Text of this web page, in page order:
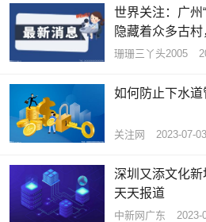
世界关注：广州
隐藏着众多古
略
珊珊三丫头2005
如何防止下水道
关注网 2023-07-03
深圳又添文化新
天天报道
中新网广东 2023-